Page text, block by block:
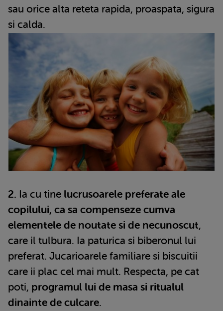
sau orice alta reteta rapida, proaspata, sigura
si calda.
2. Ia cu tine lucrusoarele preferate ale
copilului, ca sa compenseze cumva
elementele de noutate si de necunoscut,
care il tulbura. Ia paturica si biberonul lui
preferat. Jucarioarele familiare si biscuitii
care ii plac cel mai mult. Respecta, pe cat
poti, programul lui de masa si ritualul
dinainte de culcare.